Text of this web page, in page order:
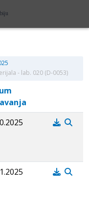
- lab. 020 (D-0053)